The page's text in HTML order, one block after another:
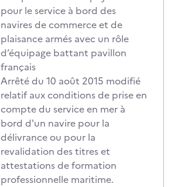
pour le service à bord des
navires de commerce et de
plaisance armés avec un rôle
d’équipage battant pavillon
français
Arrêté du 10 août 2015 modifié
relatif aux conditions de prise en
compte du service en mer à
bord d'un navire pour la
délivrance ou pour la
revalidation des titres et
attestations de formation
professionnelle maritime.